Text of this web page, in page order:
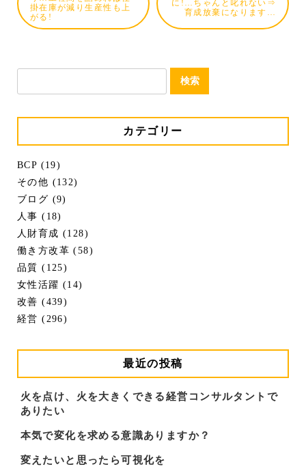
掛在庫が減り生産性も上
がる!
に!…ちゃんと叱れない⇒
育成放棄になります…
検
カテゴリー
BCP (19)
その他 (132)
ブログ (9)
人事 (18)
人財育成 (128)
働き方改革 (58)
品質 (125)
女性活躍 (14)
改善 (439)
経営 (296)
最近の投稿
火を点け、火を大きくできる経営コンサルタントで
ありたい
本気で変化を求める意識ありますか？
変えたいと思ったら可視化を